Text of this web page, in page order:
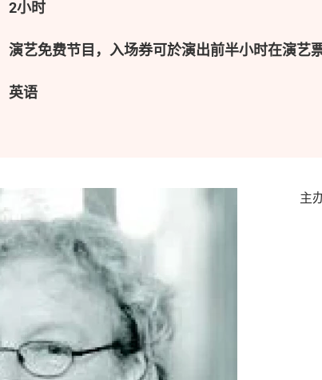
2小时
演艺免费节目，入场券可於演出前半小时在演艺
英语
主